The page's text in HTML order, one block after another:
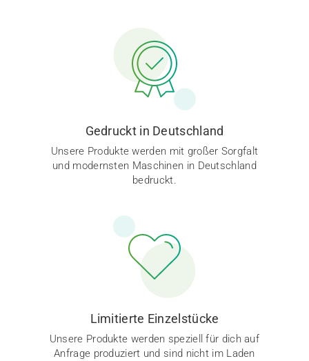
Gedruckt in Deutschland
Unsere Produkte werden mit großer Sorgfalt
und modernsten Maschinen in Deutschland
bedruckt.
Limitierte Einzelstücke
Unsere Produkte werden speziell für dich auf
Anfrage produziert und sind nicht im Laden